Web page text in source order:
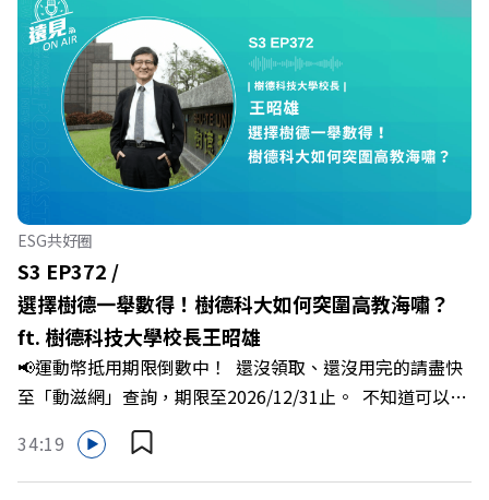
犯錯，甚至覺得自己正遭受不友善的對待或霸凌嗎？當工作
中的人際摩擦、怕輸怕失敗的緊繃感成為日常，我們不能只
是委屈討好或一味逃避，更需要學會看透人際互動底層的
「職場冰山」。 本集《遠見 ON AIR》邀請到薩提爾模式溝
通引導師、天下文化新書《透視職場冰山》作者李崇義與謝
佳芸老師，帶你透過「冰山理論」拆解職場上的對立與衝
突，學會用「好奇」代替「批判」。即使在變動快速的AI時
代，也能幫自己打造不被成敗輕易定義的強韌自我。 🔺 職
場衝突與霸凌從何而來？🔺 如何用「冰山對話」看穿主管
焦慮，將對立化為合作？🔺 怎麼做到「好奇少一點、批判
少一點」？🔺 面對AI時代的職涯焦慮，如何把自我價值打
分權拿回手裡？ +++++📓《透視職場冰山》新書介紹
>>>https://bookzone.cwgv.com.tw/book/BWL108🎂歡
慶遠見40歲生日！手速搶下破天荒的獨家優惠
>>>https://gvmkt.pse.is/9e5pbz✨關注《遠見》更多的社
群：LINE：https://reurl.cc/A4ELQpIG：
ESG共好圈
S3 EP372 /
選擇樹德一舉數得！樹德科大如何突圍高教海嘯？
ft. 樹德科技大學校長王昭雄
📢運動幣抵用期限倒數中！ 還沒領取、還沒用完的請盡快
至「動滋網」查詢，期限至2026/12/31止。 不知道可以在
哪裡使用嗎？ 上「動滋網」【合作店家】專區，全台五千
多家合作業者任你選，馬上來找適用地點！ ➡️
https://fstry.pse.is/9epct2 —— 以上為 FMTaiwan 與
34:19